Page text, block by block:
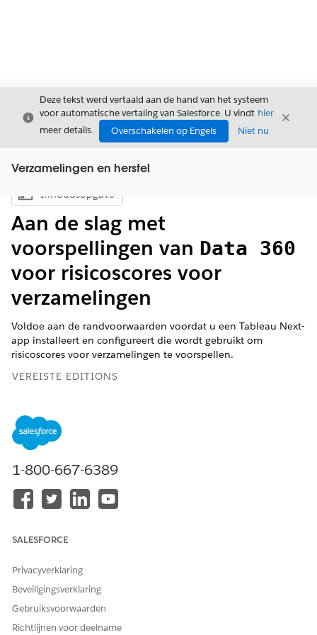
Sluiten
Deze tekst werd vertaald aan de hand van het systeem
voor automatische vertaling van Salesforce. U vindt hier
meer details.
Overschakelen op Engels Niet nu
Sluiten
Verzamelingen en herstel
Inhoudsopgave weergeven
Inhoudsopgave
Aan de slag met
voorspellingen van Data 360
voor risicoscores voor
verzamelingen
Voldoe aan de randvoorwaarden voordat u een Tableau Next-
app installeert en configureert die wordt gebruikt om
risicoscores voor verzamelingen te voorspellen.
VEREISTE EDITIONS
Beschikbaar in:
edition.
Toegang tot Set-upvan
Een aangepaste
gegevensruimte maken:
1-800-667-6389
SALESFORCE
Privacyverklaring
Beveiligingsverklaring
Gebruiksvoorwaarden
Richtlijnen voor deelname